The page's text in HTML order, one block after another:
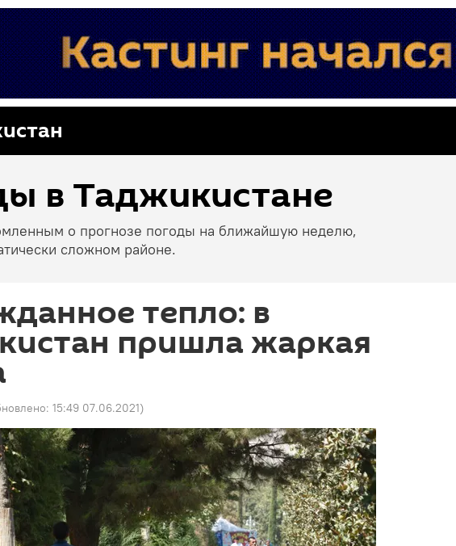
в Таджикистане
о прогнозе погоды на ближайшую неделю,
сложном районе.
тепло: в
пришла жаркая
15:49 07.06.2021)